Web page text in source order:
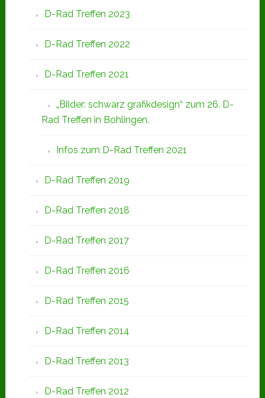
D-Rad Treffen 2023
D-Rad Treffen 2022
D-Rad Treffen 2021
„Bilder: schwarz grafikdesign“ zum 26. D-
Rad Treffen in Bohlingen.
Infos zum D-Rad Treffen 2021
D-Rad Treffen 2019
D-Rad Treffen 2018
D-Rad Treffen 2017
D-Rad Treffen 2016
D-Rad Treffen 2015
D-Rad Treffen 2014
D-Rad Treffen 2013
D-Rad Treffen 2012